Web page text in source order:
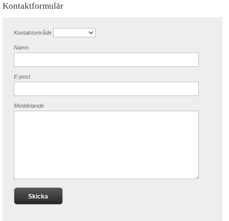
Kontaktformulär
Kontaktområde
Namn
E-post
Meddelande